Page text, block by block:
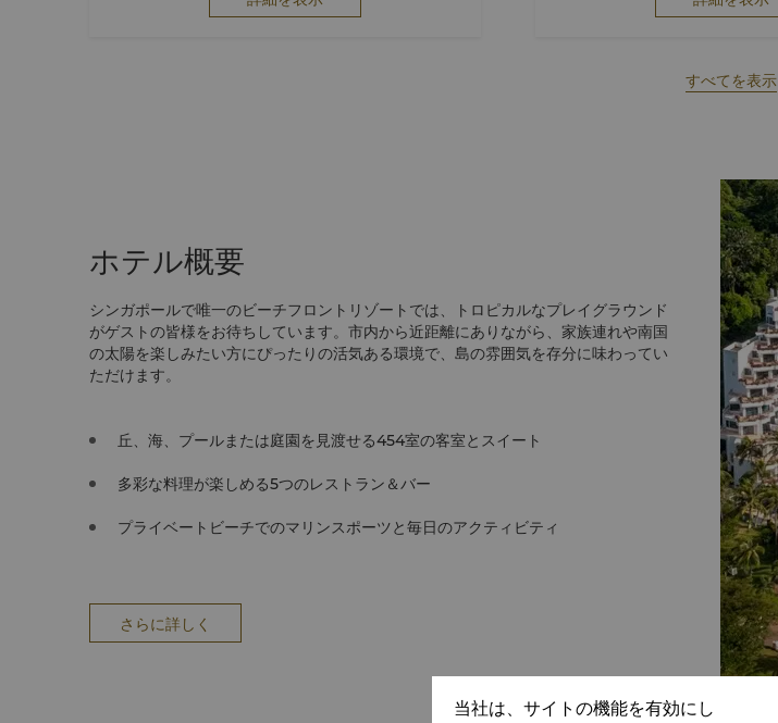
すべてを表示
ホテル概要
シンガポールで唯一のビーチフロントリゾートでは、トロピカルなプレイグラウンド
がゲストの皆様をお待ちしています。市内から近距離にありながら、家族連れや南国
の太陽を楽しみたい方にぴったりの活気ある環境で、島の雰囲気を存分に味わってい
ただけます。
丘、海、プールまたは庭園を見渡せる454室の客室とスイート
多彩な料理が楽しめる5つのレストラン＆バー
プライベートビーチでのマリンスポーツと毎日のアクティビティ
さらに詳しく
当社は、サイトの機能を有効にし